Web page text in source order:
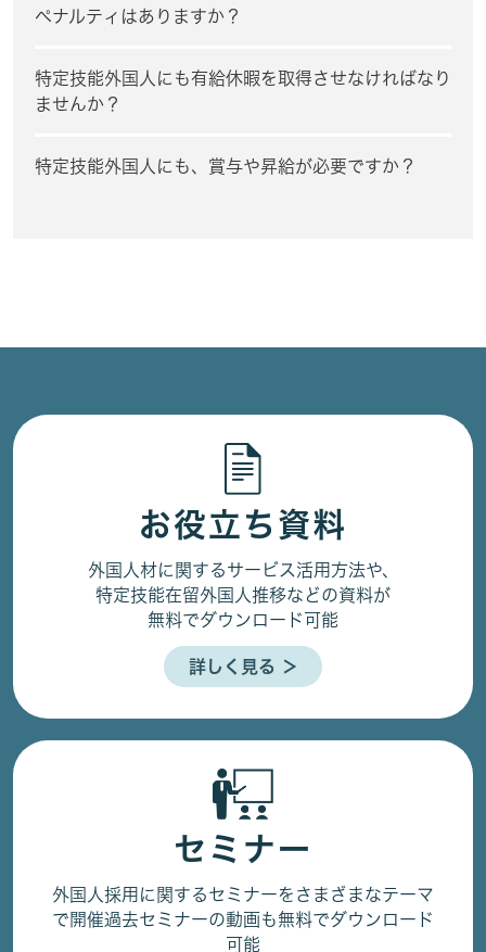
ペナルティはありますか？
特定技能外国人にも有給休暇を取得させなければなり
ませんか？
特定技能外国人にも、賞与や昇給が必要ですか？
お役立ち資料
外国人材に関するサービス活用方法や、
特定技能在留外国人推移などの資料が
無料でダウンロード可能
詳しく見る ＞
セミナー
外国人採用に関するセミナーをさまざまなテーマ
で開催過去セミナーの動画も無料でダウンロード
可能